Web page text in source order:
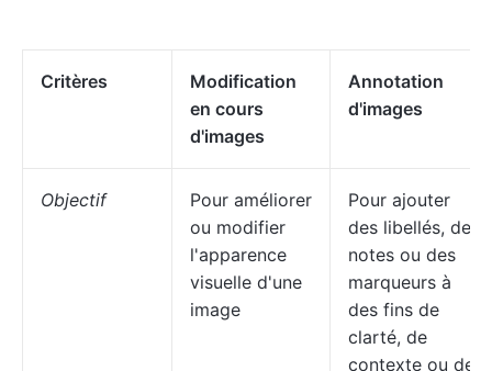
Critères
Modification
en cours
d'images
Annotation
d'images
Objectif
Pour améliorer
ou modifier
l'apparence
visuelle d'une
image
Pour ajouter
des libellés, des
notes ou des
marqueurs à
des fins de
clarté, de
contexte ou de